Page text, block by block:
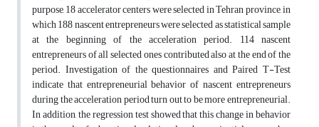
purpose, 18 accelerator centers were selected in Tehran province, in
which 188 nascent entrepreneurs were selected as statistical sample
at the beginning of the acceleration period. 114 nascent
entrepreneurs of all selected ones contributed also at the end of the
period. Investigation of the questionnaires and Paired T-Test
indicate that entrepreneurial behavior of nascent entrepreneurs
during the acceleration period turn out to be more entrepreneurial.
In addition, the regression test showed that this change in behavior